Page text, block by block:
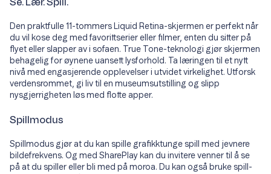
Se. Lær. Spill.
Den praktfulle 11-tommers Liquid Retina-skjermen er perfekt når
du vil kose deg med favorittserier eller filmer, enten du sitter på
flyet eller slapper av i sofaen. True Tone-teknologi gjør skjermen
behagelig for øynene uansett lysforhold. Ta læringen til et nytt
nivå med engasjerende opplevelser i utvidet virkelighet. Utforsk
verdensrommet, gi liv til en museumsutstilling og slipp
nysgjerrigheten løs med flotte apper.
Spillmodus
Spillmodus gjør at du kan spille grafikktunge spill med jevnere
bildefrekvens. Og med SharePlay kan du invitere venner til å se
på at du spiller eller bli med på moroa. Du kan også bruke spill-